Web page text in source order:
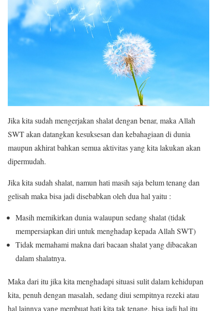
Jika kita sudah mengerjakan shalat dengan benar, maka Allah
SWT akan datangkan kesuksesan dan kebahagiaan di dunia
maupun akhirat bahkan semua aktivitas yang kita lakukan akan
dipermudah.
Jika kita sudah shalat, namun hati masih saja belum tenang dan
gelisah maka bisa jadi disebabkan oleh dua hal yaitu :
Masih memikirkan dunia walaupun sedang shalat (tidak
mempersiapkan diri untuk menghadap kepada Allah SWT)
Tidak memahami makna dari bacaan shalat yang dibacakan
dalam shalatnya.
Maka dari itu jika kita menghadapi situasi sulit dalam kehidupan
kita, penuh dengan masalah, sedang diui sempitnya rezeki atau
hal lainnya yang membuat hati kita tak tenang, bisa jadi hal itu